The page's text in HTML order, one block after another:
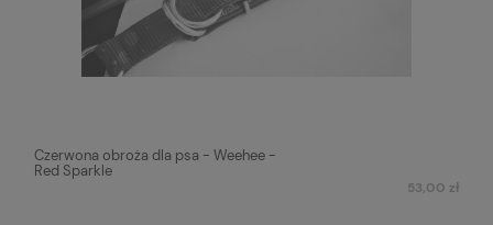
Czerwona obroża dla psa - Weehee -
Red Sparkle
53,00 zł